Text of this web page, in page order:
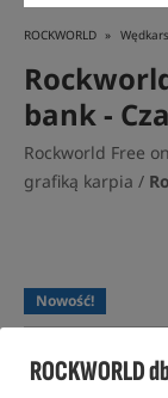
ROCKWORLD
ROCKWORLD
bank-
Rockworld Free
grafiką karpia /
Nowość!